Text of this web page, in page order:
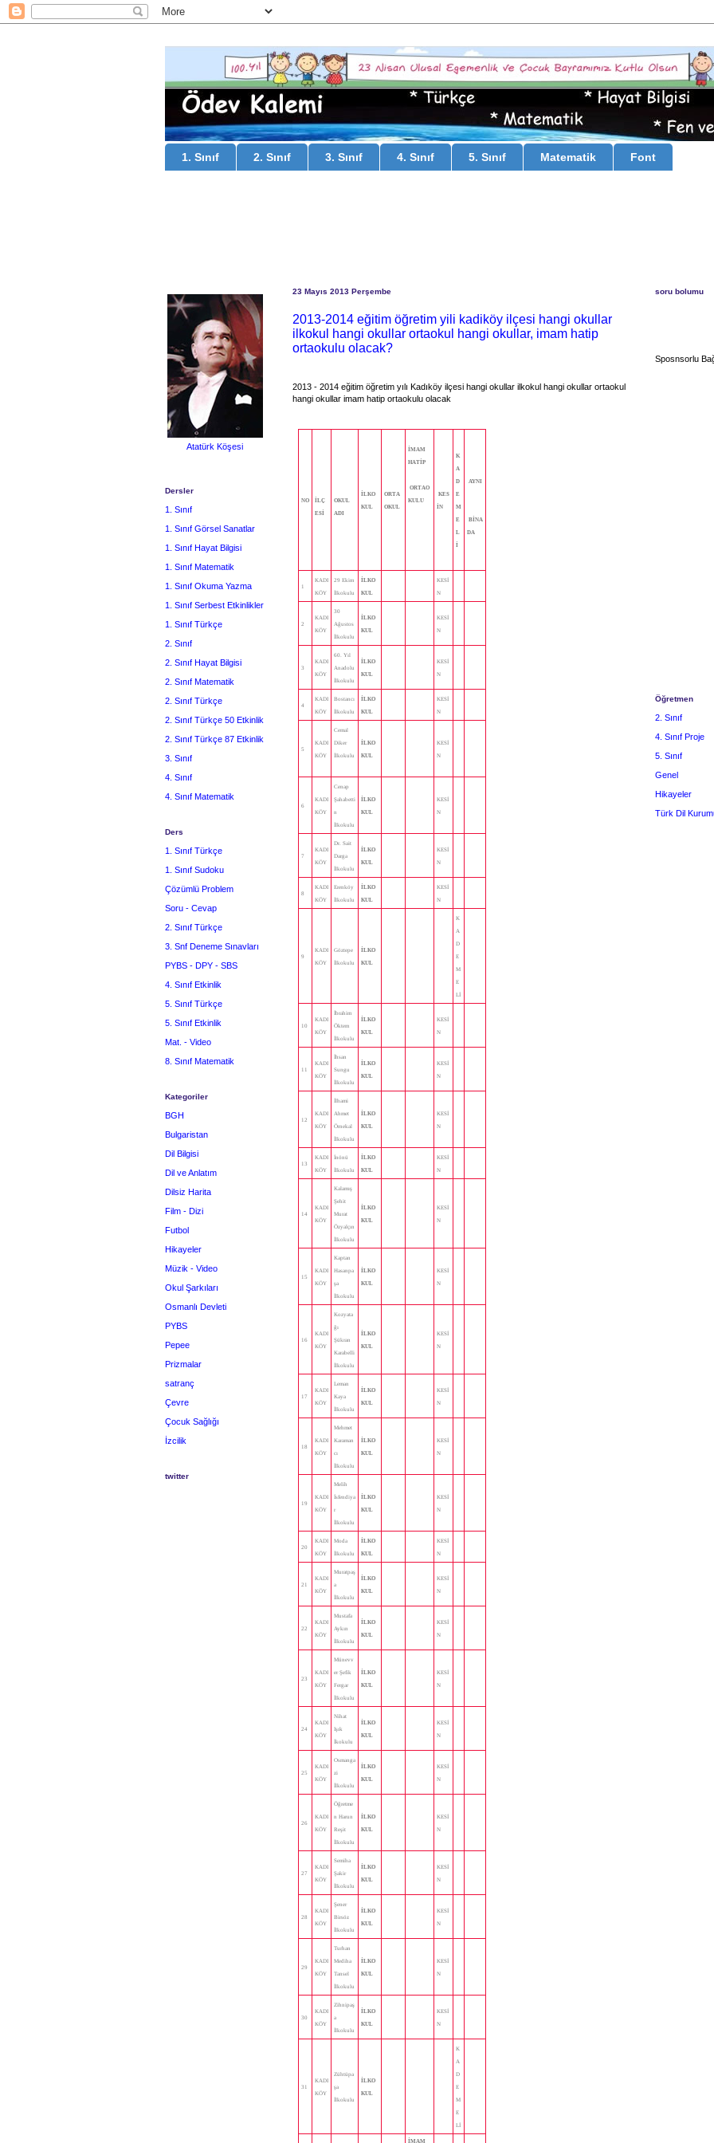
1. Sınıf 2. Sınıf 3. Sınıf 4. Sınıf 5. Sınıf Matematik Font
23 Mayıs 2013 Perşembe
2013-2014 eğitim öğretim yili kadiköy ilçesi hangi okullar
ilkokul hangi okullar ortaokul hangi okullar, imam hatip
ortaokulu olacak?
2013 - 2014 eğitim öğretim yılı Kadıköy ilçesi hangi okullar ilkokul hangi okullar ortaokul
hangi okullar imam hatip ortaokulu olacak
NO İLÇ
ESİ
OKUL
ADI
İLKO
KUL
ORTA
OKUL
İMAM
HATİP
ORTAO
KULU
KES
İN
K
A
D
E
M
E
L
İ
AYNI
BİNA
DA
1
KADI
KÖY
29 Ekim
İlkokulu
İLKO
KUL
KESİ
N
2
KADI
KÖY
30
Ağustos
İlkokulu
İLKO
KUL
KESİ
N
3
KADI
KÖY
60. Yıl
Anadolu
İlkokulu
İLKO
KUL
KESİ
N
4
KADI
KÖY
Bostancı
İlkokulu
İLKO
KUL
KESİ
N
5
KADI
KÖY
Cemal
Diker
İlkokulu
İLKO
KUL
KESİ
N
6
KADI
KÖY
Cenap
Şahabetti
n
İlkokulu
İLKO
KUL
KESİ
N
7
KADI
KÖY
Dr. Sait
Darga
İlkokulu
İLKO
KUL
KESİ
N
8
KADI
KÖY
Erenköy
İlkokulu
İLKO
KUL
KESİ
N
9
KADI
KÖY
Göztepe
İlkokulu
İLKO
KUL
K
A
D
E
M
E
Lİ
10
KADI
KÖY
İbrahim
Öktem
İlkokulu
İLKO
KUL
KESİ
N
11
KADI
KÖY
İhsan
Sungu
İlkokulu
İLKO
KUL
KESİ
N
12
KADI
KÖY
İlhami
Ahmet
Örnekal
İlkokulu
İLKO
KUL
KESİ
N
13
KADI
KÖY
İnönü
İlkokulu
İLKO
KUL
KESİ
N
14
KADI
KÖY
Kalamış
Şehit
Murat
Özyalçın
İlkokulu
İLKO
KUL
KESİ
N
15
KADI
KÖY
Kaptan
Hasanpa
şa
İlkokulu
İLKO
KUL
KESİ
N
16
KADI
KÖY
Kozyata
ğı
Şükran
Karabelli
İlkokulu
İLKO
KUL
KESİ
N
17
KADI
KÖY
Leman
Kaya
İlkokulu
İLKO
KUL
KESİ
N
18
KADI
KÖY
Mehmet
Karaman
cı
İlkokulu
İLKO
KUL
KESİ
N
19
KADI
KÖY
Melih
İsfendiya
r
İlkokulu
İLKO
KUL
KESİ
N
20
KADI
KÖY
Moda
İlkokulu
İLKO
KUL
KESİ
N
21
KADI
KÖY
Muratpaş
a
İlkokulu
İLKO
KUL
KESİ
N
22
KADI
KÖY
Mustafa
Aykın
İlkokulu
İLKO
KUL
KESİ
N
23
KADI
KÖY
Münevv
er Şefik
Fergar
İlkokulu
İLKO
KUL
KESİ
N
24
KADI
KÖY
Nihat
Işık
İkokulu
İLKO
KUL
KESİ
N
25
KADI
KÖY
Osmanga
zi
İlkokulu
İLKO
KUL
KESİ
N
26
KADI
KÖY
Öğretme
n Harun
Reşit
İlkokulu
İLKO
KUL
KESİ
N
27
KADI
KÖY
Semiha
Şakir
İlkokulu
İLKO
KUL
KESİ
N
28
KADI
KÖY
Şener
Birsöz
İlkokulu
İLKO
KUL
KESİ
N
29
KADI
KÖY
Turhan
Mediha
Tansel
İlkokulu
İLKO
KUL
KESİ
N
30
KADI
KÖY
Zihnipaş
a
İlkokulu
İLKO
KUL
KESİ
N
31
KADI
KÖY
Zühtüpa
şa
İlkokulu
İLKO
KUL
K
A
D
E
M
E
Lİ
İMAM
Atatürk Köşesi
Dersler
1. Sınıf
1. Sınıf Görsel Sanatlar
1. Sınıf Hayat Bilgisi
1. Sınıf Matematik
1. Sınıf Okuma Yazma
1. Sınıf Serbest Etkinlikler
1. Sınıf Türkçe
2. Sınıf
2. Sınıf Hayat Bilgisi
2. Sınıf Matematik
2. Sınıf Türkçe
2. Sınıf Türkçe 50 Etkinlik
2. Sınıf Türkçe 87 Etkinlik
3. Sınıf
4. Sınıf
4. Sınıf Matematik
Ders
1. Sınıf Türkçe
1. Sınıf Sudoku
Çözümlü Problem
Soru - Cevap
2. Sınıf Türkçe
3. Snf Deneme Sınavları
PYBS - DPY - SBS
4. Sınıf Etkinlik
5. Sınıf Türkçe
5. Sınıf Etkinlik
Mat. - Video
8. Sınıf Matematik
Kategoriler
BGH
Bulgaristan
Dil Bilgisi
Dil ve Anlatım
Dilsiz Harita
Film - Dizi
Futbol
Hikayeler
Müzik - Video
Okul Şarkıları
Osmanlı Devleti
PYBS
Pepee
Prizmalar
satranç
Çevre
Çocuk Sağlığı
İzcilik
twitter
soru bolumu
Sposnsorlu
Öğretmen
2. Sınıf
4. Sınıf Proje
5. Sınıf
Genel
Hikayeler
Türk Dil